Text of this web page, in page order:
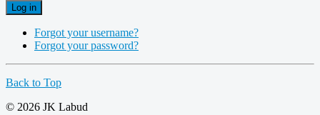
Log in
Forgot your username?
Forgot your password?
Back to Top
© 2026 JK Labud